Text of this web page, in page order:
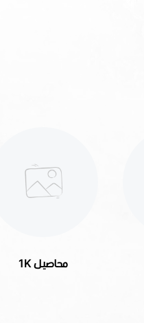
أظرف القهوة